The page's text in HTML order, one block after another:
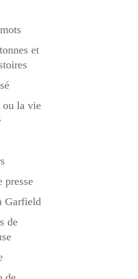
et
la vie
presse
Garfield
de